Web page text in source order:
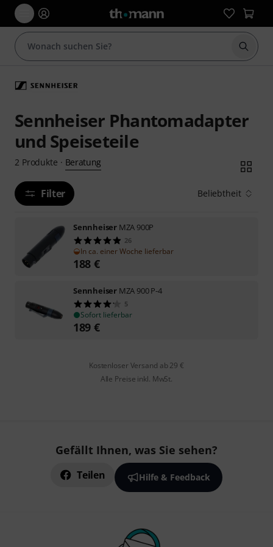
Suche
Sennheiser Phantomadapter
und Speiseteile
2 Produkte · Beratung
Filter Beliebtheit
Sennheiser MZA 900P
26
In ca. einer Woche lieferbar
188 €
Sennheiser MZA 900 P-4
5
Sofort lieferbar
189 €
Kostenloser Versand ab 29 €
Alle Preise inkl. MwSt.
Gefällt Ihnen, was Sie sehen?
Teilen Hilfe & Feedback